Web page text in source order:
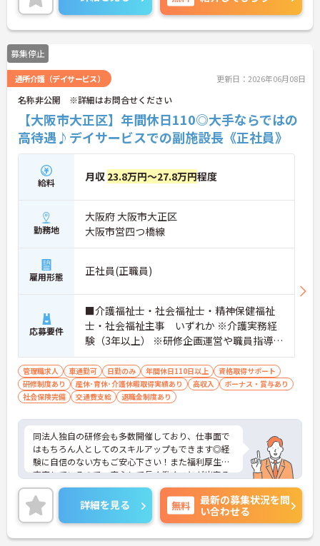
せください。
募集停止
通所介護（デイサービス） 更新日：2026年06月08日
名称非公開 ※詳細はお問合せください
【大阪市大正区】年間休日110◎大手ならではの
高待遇♪デイサービスでの副施設長《正社員》
給料 月収 23.8万円～27.8万円程度
勤務地
大阪府 大阪市大正区
大阪市営四つ橋線
雇用形態 正社員(正職員)
応募要件
■介護福祉士・社会福祉士・精神保健福祉
士・社会福祉主事 いずれか ※介護実務経
験（3年以上） ※研修企画運営や職員指導に
関する実務経験（年数不問） ■普通自動車
運転免許（AT可）
管理職求人 車通勤可 日勤のみ 年間休日110日以上
資格取得サポート
研修制度あり
産休･育休･介護休暇取得実績あり 高収入
ボーナス・賞与あり
社会保険完備
交通費支給 退職金制度あり
同法人独自の研修会も多数開催しており、仕事面で
はもちろん人としてのスキルアップもできます◎経
験に自信のない方もご安心下さい！また福利厚生も
充実しているので、安心して長く働くことが出来る
環境が整っていますよ。興味をお持ちの方はお気軽
にお問い合わせ下さい！
詳細を見る 無料
最新の募集状況を問
い合わせる